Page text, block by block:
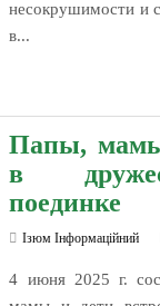
несокрушимости и
в...
Папы, мамы
в
поединке
Ізюм Інформаційний
4 июня 2025 г.